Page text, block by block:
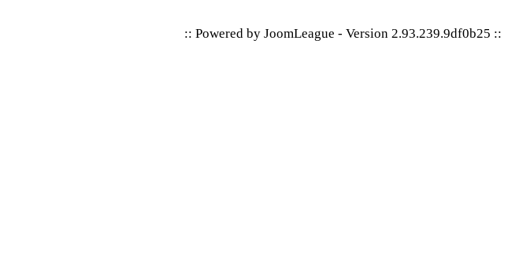
:: Powered by JoomLeague - Version 2.93.239.9df0b25 ::